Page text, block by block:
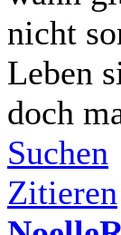
nicht
Leben
doch
Suchen
Zitieren